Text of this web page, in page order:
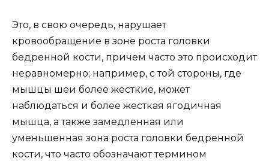
Это, в свою очередь, нарушает
кровообращение в зоне роста головки
бедренной кости, причем часто это происходит
неравномерно; например, с той стороны, где
мышцы шеи более жесткие, может
наблюдаться и более жесткая ягодичная
мышца, а также замедленная или
уменьшенная зона роста головки бедренной
кости, что часто обозначают термином